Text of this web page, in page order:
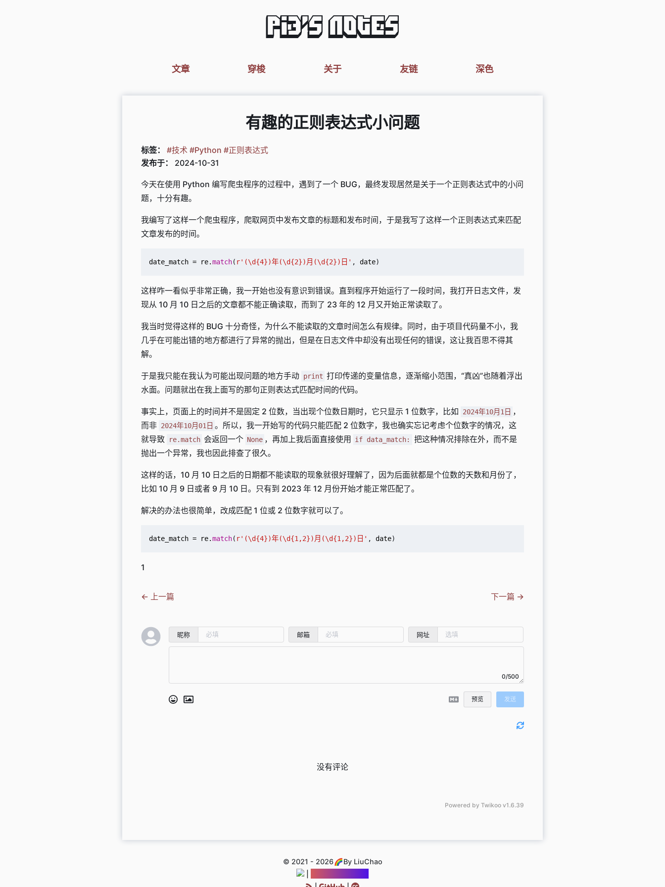
Pi3's Notes
文章 穿梭 关于 友链 深色
有趣的正则表达式小问题
标签： #技术 #Python #正则表达式
发布于：
2024-10-31
今天在使用 Python 编写爬虫程序的过程中，遇到了一个 BUG，最终发现居然是关于一个正则表达式中的小问
题，十分有趣。
我编写了这样一个爬虫程序，爬取网页中发布文章的标题和发布时间，于是我写了这样一个正则表达式来匹配
文章发布的时间。
date_match = re.match( r'(\d{4})年(\d{2})月(\d{2})日' , date)
这样咋一看似乎非常正确，我一开始也没有意识到错误。直到程序开始运行了一段时间，我打开日志文件，发
现从 10 月 10 日之后的文章都不能正确读取，而到了 23 年的 12 月又开始正常读取了。
我当时觉得这样的 BUG 十分奇怪，为什么不能读取的文章时间怎么有规律。同时，由于项目代码量不小，我
几乎在可能出错的地方都进行了异常的抛出，但是在日志文件中却没有出现任何的错误，这让我百思不得其
解。
于是我只能在我认为可能出现问题的地方手动 print 打印传递的变量信息，逐渐缩小范围，“真凶”也随着浮出
水面。问题就出在我上面写的那句正则表达式匹配时间的代码。
事实上，页面上的时间并不是固定 2 位数，当出现个位数日期时，它只显示 1 位数字，比如 2024年10月1日 ，
而非 2024年10月01日 。所以，我一开始写的代码只能匹配 2 位数字，我也确实忘记考虑个位数字的情况，这
就导致
re.match 会返回一个 None ，再加上我后面直接使用 if data_match:
把这种情况排除在外，而不是
抛出一个异常，我也因此排查了很久。
这样的话，10 月 10 日之后的日期都不能读取的现象就很好理解了，因为后面就都是个位数的天数和月份了，
比如 10 月 9 日或者 9 月 10 日。只有到 2023 年 12 月份开始才能正常匹配了。
解决的办法也很简单，改成匹配 1 位或 2 位数字就可以了。
date_match = re.match( r'(\d{4})年(\d{1,2})月(\d{1,2})日' , date)
1
← 上一篇 下一篇 →
昵称 邮箱 网址
0/500
预览 发送
没有评论
Powered by Twikoov1.6.39
© 2021 - 2026
By LiuChao